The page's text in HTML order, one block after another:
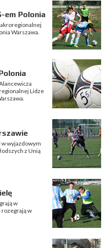
em Polonia
Warszawa.
Lidze
wyjazdowym
z Unią
w
w